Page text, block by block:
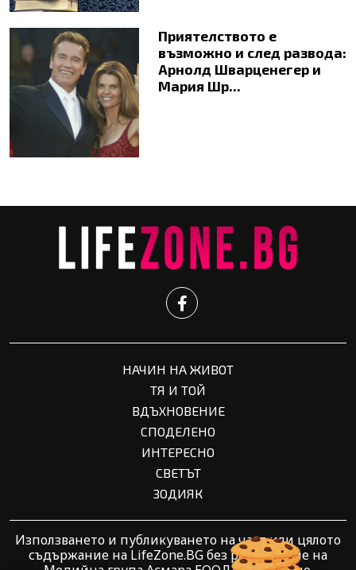
Приятелството е
възможно и след развода:
Арнолд Шварценегер и
Мария Шр...
НАЧИН НА ЖИВОТ
ТЯ И ТОЙ
ВДЪХНОВЕНИЕ
СПОДЕЛЕНО
ИНТЕРЕСНО
СВЕТЪТ
ЗОДИЯК
Използването и публикуването на част или цялото
съдържание на LifeZone.BG без разрешение на